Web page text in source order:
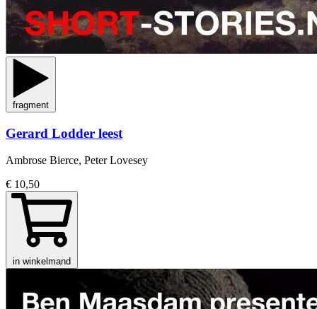
fragment
Gerard Lodder leest
Ambrose Bierce, Peter Lovesey
€ 10,50
in winkelmand